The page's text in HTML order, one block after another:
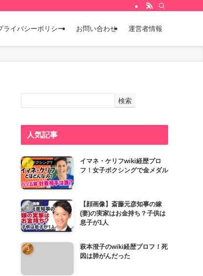
ライバシーポリシー お問い合わせ 運営者情報
検索
人気記事
イマネ・ケリフwiki経歴プロ
フ！女子ボクシングで金メダル
【顔画像】斎藤元彦知事の嫁
(妻)の実家はお金持ち？子供は
息子が1人
萩本澄子のwiki経歴プロフ！死
因は肺がんだった